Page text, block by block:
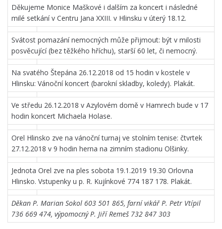
Děkujeme Monice Maškové i dalším za koncert i následné
milé setkání v Centru Jana XXIII. v Hlinsku v úterý 18.12.
Svátost pomazání nemocných může přijmout: být v milosti
posvěcující (bez těžkého hříchu), starší 60 let, či nemocný.
Na svatého Štepána 26.12.2018 od 15 hodin v kostele v
Hlinsku: Vánoční koncert (barokní skladby, koledy). Plakát.
Ve středu 26.12.2018 v Azylovém domě v Hamrech bude v 17
hodin koncert Michaela Holase.
Orel Hlinsko zve na vánoční turnaj ve stolním tenise: čtvrtek
27.12.2018 v 9 hodin herna na zimním stadionu Olšinky.
Jednota Orel zve na ples sobota 19.1.2019 19.30 Orlovna
Hlinsko. Vstupenky u p. R. Kujínkové 774 187 178. Plakát.
Děkan P. Marian Sokol 603 501 865, farní vikář P. Petr Vtípil
736 669 474, výpomocný P. Jiří Remeš 732 847 303